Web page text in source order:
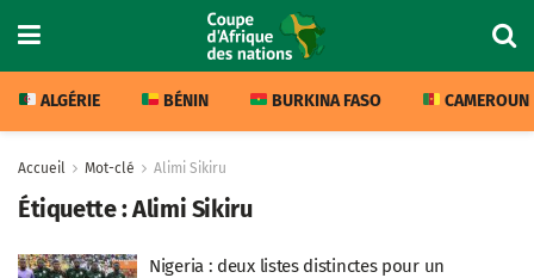
ALGÉRIE BÉNIN BURKINA FASO CAMEROUN
Accueil Mot-clé Alimi Sikiru
Étiquette :Alimi Sikiru
Nigeria : deux listes distinctes pour un